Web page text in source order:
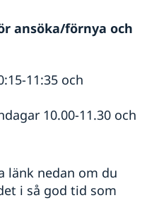
kan du få hjälp med?
& Falck Global
i Sydkorea
vid ev. krissituation
Assistance,
ansöka/förnya och
11:35 och
10.00-11.30 och
länk nedan om du
i så god tid som